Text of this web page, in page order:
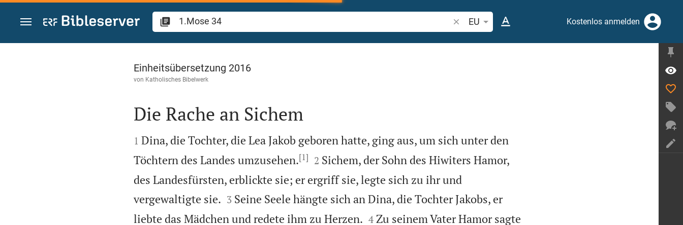
Zum Inhalt springen
Bibelstelle oder Begriff suchen
EU Kostenlos anmelden
1.Mose 34
Einheitsübersetzung 2016
von Katholisches Bibelwerk

Die Rache an Sichem

1 Dina, die Tochter, die Lea Jakob geboren hatte, ging aus, um sich unter den
Töchtern des Landes umzusehen.[1]
2 Sichem, der Sohn des Hiwiters Hamor,
des Landesfürsten, erblickte sie; er ergriff sie, legte sich zu ihr und
vergewaltigte sie.
3 Seine Seele hängte sich an Dina, die Tochter Jakobs, er
liebte das Mädchen und redete ihm zu Herzen.
4 Zu seinem Vater Hamor sagte